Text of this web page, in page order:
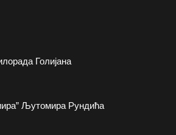
Голијана
Љутомира Рундића